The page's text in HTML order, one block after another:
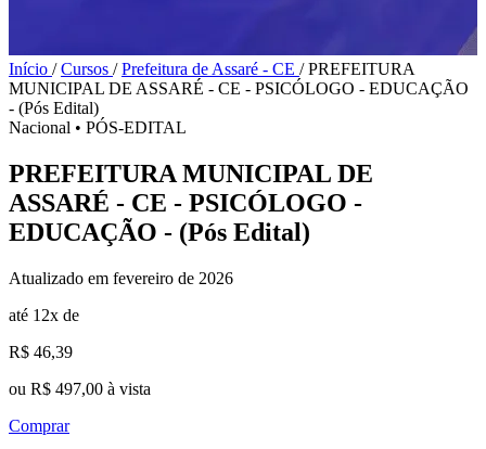
Início / Cursos / Prefeitura de Assaré - CE / PREFEITURA
MUNICIPAL DE ASSARÉ - CE - PSICÓLOGO - EDUCAÇÃO
- (Pós Edital)
Nacional • PÓS-EDITAL
PREFEITURA MUNICIPAL DE
ASSARÉ - CE - PSICÓLOGO -
EDUCAÇÃO - (Pós Edital)
Atualizado em fevereiro de 2026
até 12x de
R$ 46,39
ou R$ 497,00 à vista
Comprar